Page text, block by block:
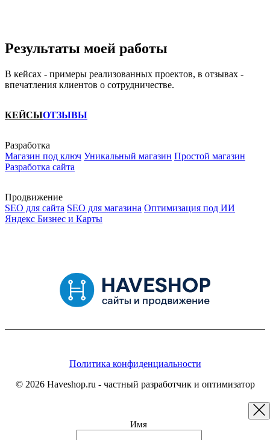
Результаты моей работы
В кейсах - примеры реализованных проектов, в отзывах -
впечатления клиентов о сотрудничестве.
КЕЙСЫОТЗЫВЫ
Разработка
Магазин под ключ Уникальный магазин Простой магазин
Разработка сайта
Продвижение
SEO для сайта SEO для магазина Оптимизация под ИИ
Яндекс Бизнес и Карты
© 2026 Haveshop.ru - частный разработчик и оптимизатор
Политика конфиденциальности
Имя